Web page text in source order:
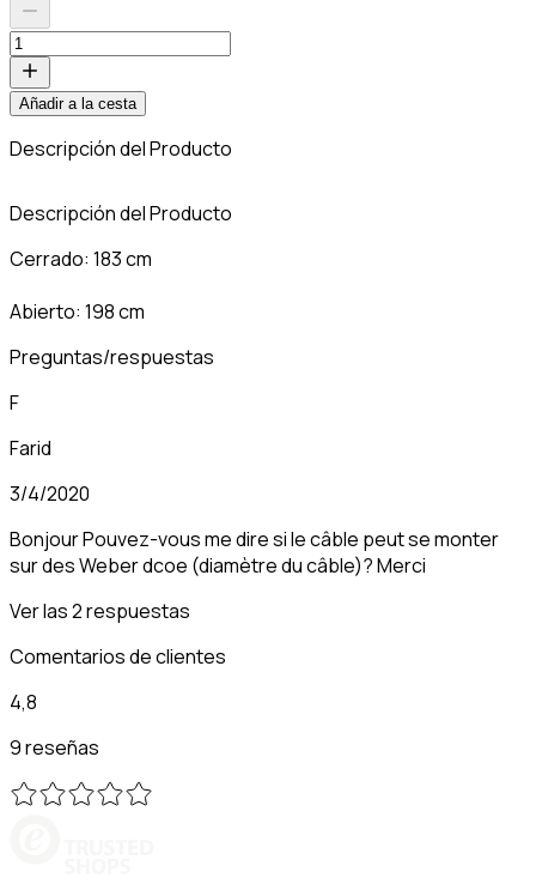
Añadir a la cesta
Descripción del Producto
Descripción del Producto
Cerrado: 183 cm
Abierto: 198 cm
Preguntas/respuestas
F
Farid
3/4/2020
Bonjour Pouvez-vous me dire si le câble peut se monter
sur des Weber dcoe (diamètre du câble)? Merci
Ver las 2 respuestas
Comentarios de clientes
4,8
9 reseñas